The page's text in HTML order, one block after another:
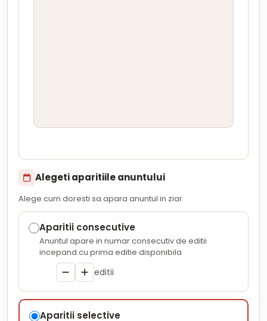
Alegeti aparitiile anuntului
Alege cum doresti sa apara anuntul in ziar
Aparitii consecutive
Anuntul apare in numar consecutiv de editii
incepand cu prima editie disponibila
editii
Aparitii selective